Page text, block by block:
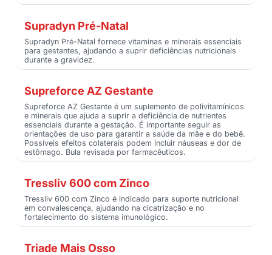
Supradyn Pré-Natal
Supradyn Pré-Natal fornece vitaminas e minerais essenciais
para gestantes, ajudando a suprir deficiências nutricionais
durante a gravidez.
Supreforce AZ Gestante
Supreforce AZ Gestante é um suplemento de polivitamínicos
e minerais que ajuda a suprir a deficiência de nutrientes
essenciais durante a gestação. É importante seguir as
orientações de uso para garantir a saúde da mãe e do bebê.
Possíveis efeitos colaterais podem incluir náuseas e dor de
estômago. Bula revisada por farmacêuticos.
Tressliv 600 com Zinco
Tressliv 600 com Zinco é indicado para suporte nutricional
em convalescença, ajudando na cicatrização e no
fortalecimento do sistema imunológico.
Triade Mais Osso